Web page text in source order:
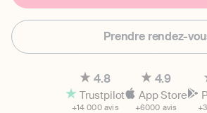
Prendre rendez-
4.8
Trustpilot
+14 000 avis
4.9
App Store
+6000 avis